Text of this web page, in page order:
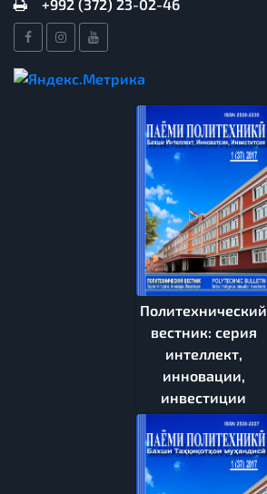
+992 (372) 23-02-46
Политехнический
вестник: серия
интеллект,
инновации,
инвестиции